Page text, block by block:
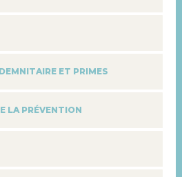
ET PRIMES
LA PRÉVENTION